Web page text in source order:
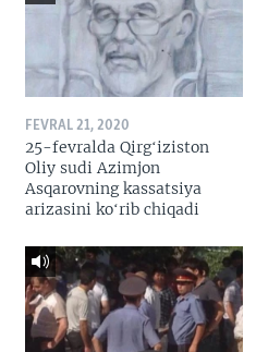
FEVRAL 21, 2020
25-fevralda Qirgʻiziston
Oliy sudi Azimjon
Asqarovning kassatsiya
arizasini koʻrib chiqadi